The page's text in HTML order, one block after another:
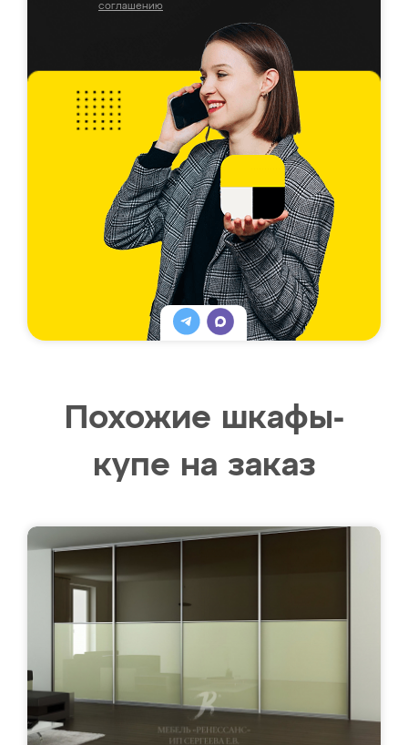
соглашению
Похожие шкафы-
купе на заказ